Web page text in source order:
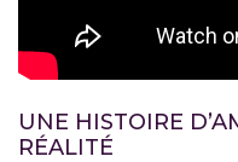
UNE HISTOIRE
RÉALITÉ